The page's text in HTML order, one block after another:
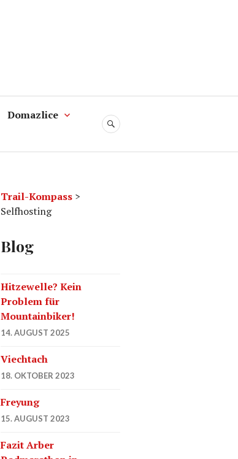
Domazlice
SUCHE
Trail-Kompass >
Selfhosting
Blog
Hitzewelle? Kein
Problem für
Mountainbiker!
14. AUGUST 2025
Viechtach
18. OKTOBER 2023
Freyung
15. AUGUST 2023
Fazit Arber